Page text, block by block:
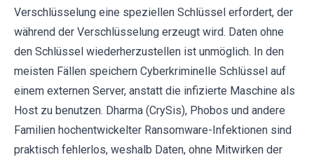
Verschlüsselung eine speziellen Schlüssel erfordert, der
während der Verschlüsselung erzeugt wird. Daten ohne
den Schlüssel wiederherzustellen ist unmöglich. In den
meisten Fällen speichern Cyberkriminelle Schlüssel auf
einem externen Server, anstatt die infizierte Maschine als
Host zu benutzen. Dharma (CrySis), Phobos und andere
Familien hochentwickelter Ransomware-Infektionen sind
praktisch fehlerlos, weshalb Daten, ohne Mitwirken der